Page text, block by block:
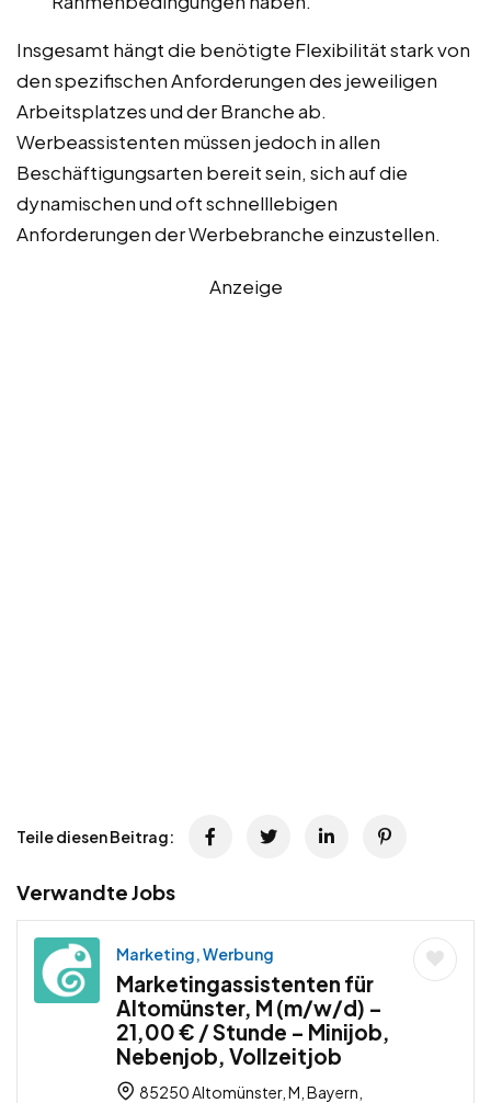
Insgesamt hängt die benötigte Flexibilität stark von
den spezifischen Anforderungen des jeweiligen
Arbeitsplatzes und der Branche ab.
Werbeassistenten müssen jedoch in allen
Beschäftigungsarten bereit sein, sich auf die
dynamischen und oft schnelllebigen
Anforderungen der Werbebranche einzustellen.
Anzeige
Teile diesen Beitrag:
Verwandte Jobs
Marketing, Werbung
Marketingassistenten für
Altomünster, M (m/w/d) –
21,00 € / Stunde – Minijob,
Nebenjob, Vollzeitjob
85250 Altomünster, M, Bayern,